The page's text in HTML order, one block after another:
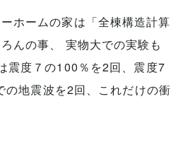
ホームの家は「全棟構造計算
んの事、 実物大での実験も
震度７の100％を2回、震度7
地震波を2回、これだけの衝